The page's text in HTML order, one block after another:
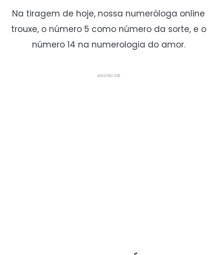
Na tiragem de hoje, nossa numeróloga online
trouxe, o número 5 como número da sorte, e o
número 14 na numerologia do amor.
ANÚNCIOS